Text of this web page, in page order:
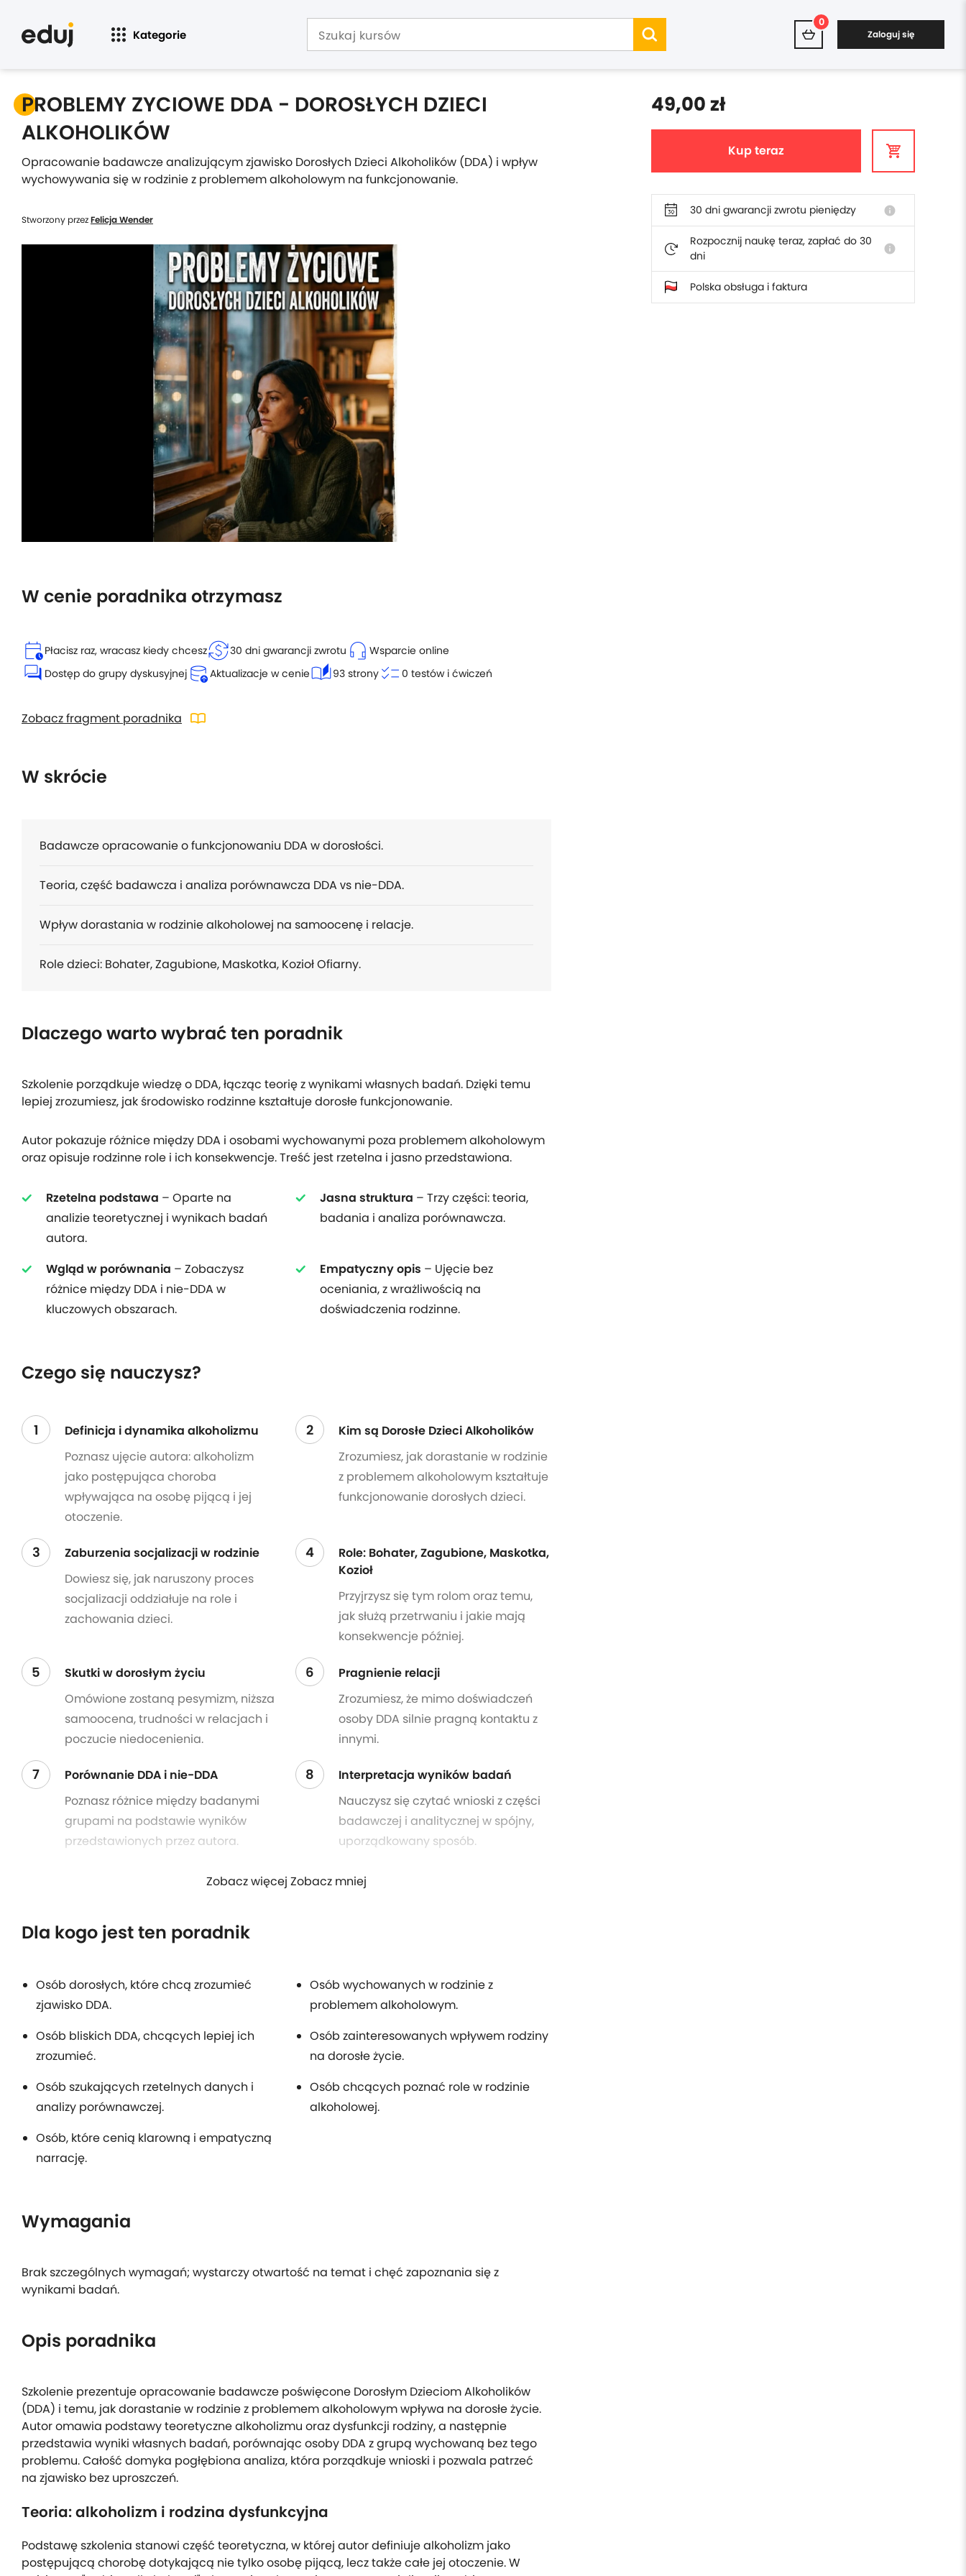
Kategorie
0
Zaloguj się
PROBLEMY ZYCIOWE DDA - DOROSŁYCH DZIECI
ALKOHOLIKÓW
Opracowanie badawcze analizującym zjawisko Dorosłych Dzieci Alkoholików (DDA) i wpływ
wychowywania się w rodzinie z problemem alkoholowym na funkcjonowanie.
Stworzony przezFelicja Wender
49,00 zł
Kup teraz
30 dni gwarancji zwrotu pieniędzy info
Rozpocznij naukę teraz, zapłać do 30
dni
info
Polska obsługa i faktura
W cenie poradnika otrzymasz
calendar_clockPłacisz raz, wracasz kiedy chceszcurrency_exchange30 dni gwarancji zwrotu headset_mic Wsparcie online
forum Dostęp do grupy dyskusyjnej database_uploadAktualizacje w cenieauto_stories93 strony checklist 0 testów i ćwiczeń
Zobacz fragment poradnika import_contacts
W skrócie
Badawcze opracowanie o funkcjonowaniu DDA w dorosłości.
Teoria, część badawcza i analiza porównawcza DDA vs nie-DDA.
Wpływ dorastania w rodzinie alkoholowej na samoocenę i relacje.
Role dzieci: Bohater, Zagubione, Maskotka, Kozioł Ofiarny.
Dlaczego warto wybrać ten poradnik
Szkolenie porządkuje wiedzę o DDA, łącząc teorię z wynikami własnych badań. Dzięki temu
lepiej zrozumiesz, jak środowisko rodzinne kształtuje dorosłe funkcjonowanie.
Autor pokazuje różnice między DDA i osobami wychowanymi poza problemem alkoholowym
oraz opisuje rodzinne role i ich konsekwencje. Treść jest rzetelna i jasno przedstawiona.
Rzetelna podstawa – Oparte na
analizie teoretycznej i wynikach badań
autora.
Jasna struktura – Trzy części: teoria,
badania i analiza porównawcza.
Wgląd w porównania – Zobaczysz
różnice między DDA i nie-DDA w
kluczowych obszarach.
Empatyczny opis – Ujęcie bez
oceniania, z wrażliwością na
doświadczenia rodzinne.
Czego się nauczysz?
1
Definicja i dynamika alkoholizmu
Poznasz ujęcie autora: alkoholizm
jako postępująca choroba
wpływająca na osobę pijącą i jej
otoczenie.
2
Kim są Dorosłe Dzieci Alkoholików
Zrozumiesz, jak dorastanie w rodzinie
z problemem alkoholowym kształtuje
funkcjonowanie dorosłych dzieci.
3
Zaburzenia socjalizacji w rodzinie
Dowiesz się, jak naruszony proces
socjalizacji oddziałuje na role i
zachowania dzieci.
4
Role: Bohater, Zagubione, Maskotka,
Kozioł
Przyjrzysz się tym rolom oraz temu,
jak służą przetrwaniu i jakie mają
konsekwencje później.
5
Skutki w dorosłym życiu
Omówione zostaną pesymizm, niższa
samoocena, trudności w relacjach i
poczucie niedocenienia.
6
Pragnienie relacji
Zrozumiesz, że mimo doświadczeń
osoby DDA silnie pragną kontaktu z
innymi.
7
Porównanie DDA i nie-DDA
Poznasz różnice między badanymi
grupami na podstawie wyników
przedstawionych przez autora.
8
Interpretacja wyników badań
Nauczysz się czytać wnioski z części
badawczej i analitycznej w spójny,
uporządkowany sposób.
Zobacz więcej Zobacz mniej
Dla kogo jest ten poradnik
Osób dorosłych, które chcą zrozumieć
zjawisko DDA.
Osób wychowanych w rodzinie z
problemem alkoholowym.
Osób bliskich DDA, chcących lepiej ich
zrozumieć.
Osób zainteresowanych wpływem rodziny
na dorosłe życie.
Osób szukających rzetelnych danych i
analizy porównawczej.
Osób chcących poznać role w rodzinie
alkoholowej.
Osób, które cenią klarowną i empatyczną
narrację.
Wymagania
Brak szczególnych wymagań; wystarczy otwartość na temat i chęć zapoznania się z
wynikami badań.
Opis poradnika
Szkolenie prezentuje opracowanie badawcze poświęcone Dorosłym Dzieciom Alkoholików
(DDA) i temu, jak dorastanie w rodzinie z problemem alkoholowym wpływa na dorosłe życie.
Autor omawia podstawy teoretyczne alkoholizmu oraz dysfunkcji rodziny, a następnie
przedstawia wyniki własnych badań, porównając osoby DDA z grupą wychowaną bez tego
problemu. Całość domyka pogłębiona analiza, która porządkuje wnioski i pozwala patrzeć
na zjawisko bez uproszczeń.
Teoria: alkoholizm i rodzina dysfunkcyjna
Podstawę szkolenia stanowi część teoretyczna, w której autor definiuje alkoholizm jako
postępującą chorobę dotykającą nie tylko osobę pijącą, lecz także całe jej otoczenie. W